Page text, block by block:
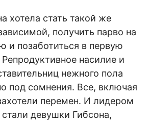
хотела стать такой же
получить парво на
и позаботиться в первую
насилие и
нежного пола
под сомнения. Все, включая
перемен. И лидером
девушки Гибсона,